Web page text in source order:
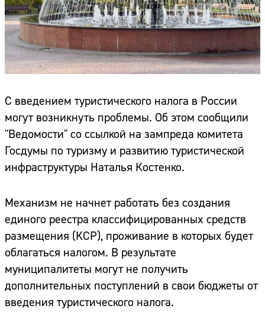
С введением туристического налога в России
могут возникнуть проблемы. Об этом сообщили
"Ведомости" со ссылкой на зампреда комитета
Госдумы по туризму и развитию туристической
инфраструктуры Наталья Костенко.
Механизм не начнет работать без создания
единого реестра классифицированных средств
размещения (КСР), проживание в которых будет
облагаться налогом. В результате
муниципалитеты могут не получить
дополнительных поступлений в свои бюджеты от
введения туристического налога.